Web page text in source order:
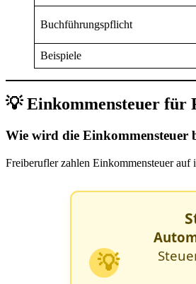
Buchführungspflicht
Beispiele
💡 Einkommensteuer für
Wie wird die Einkommensteuer
Freiberufler zahlen Einkommensteuer
💡